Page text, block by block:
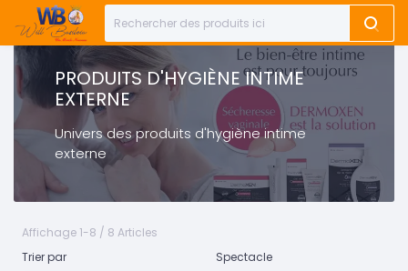
PRODUITS D'HYGIÈNE INTIME
EXTERNE
Univers des produits d'hygiène intime
externe
Affichage 1-8 / 8 Articles
Trier par
Spectacle